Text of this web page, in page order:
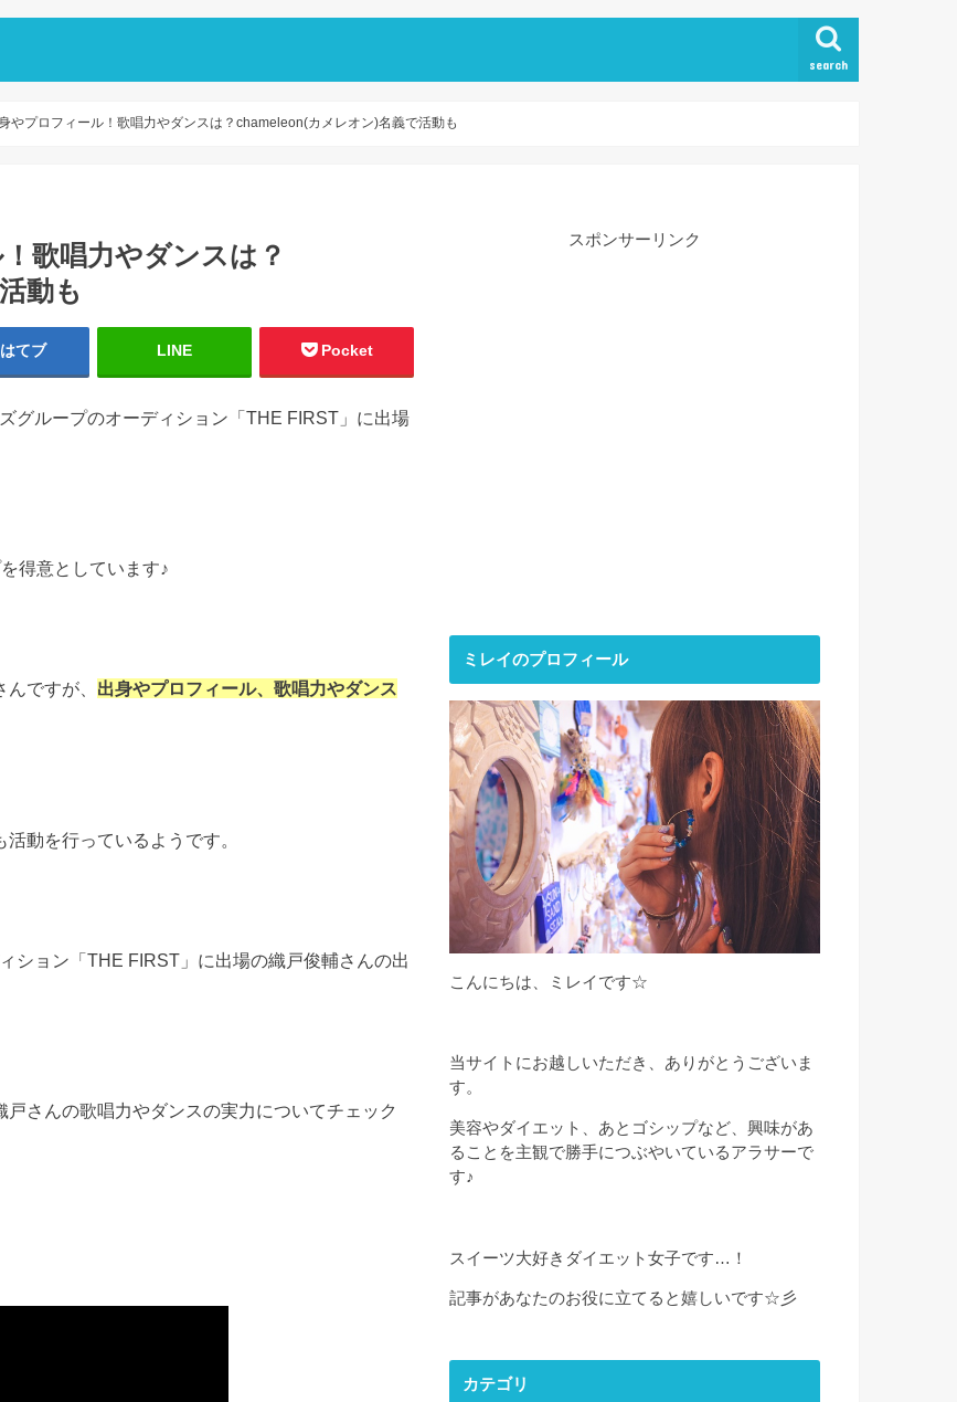
search
やプロフィール！歌唱力やダンスは？chameleon(カメレオン)名義で活動も
歌唱力やダンスは？
動も
はてブ LINE Pocket
グループのオーディション「THE FIRST」に出場
得意としています♪
ですが、 出身やプロフィール、歌唱力やダンス
動を行っているようです。
ション「THE FIRST」に出場の織戸俊輔さんの出
さんの歌唱力やダンスの実力についてチェック
スポンサーリンク
ミレイのプロフィール
こんにちは、ミレイです☆
当サイトにお越しいただき、ありがとうございま
す。
美容やダイエット、あとゴシップなど、興味があ
ることを主観で勝手につぶやいているアラサーで
す♪
スイーツ大好きダイエット女子です…！
記事があなたのお役に立てると嬉しいです☆彡
カテゴリ